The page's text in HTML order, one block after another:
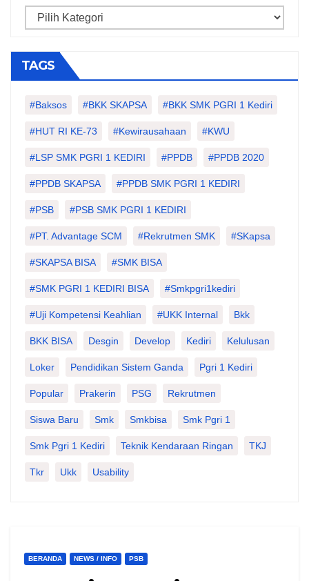
Categories
TAGS
#Baksos #BKK SKAPSA #BKK SMK PGRI 1 Kediri
#HUT RI KE-73 #kewirausahaan #KWU
#LSP SMK PGRI 1 KEDIRI #PPDB #PPDB 2020
#PPDB SKAPSA #PPDB SMK PGRI 1 KEDIRI
#PSB #PSB SMK PGRI 1 KEDIRI
#PT. Advantage SCM #Rekrutmen SMK #SKapsa
#SKAPSA BISA #SMK BISA
#SMK PGRI 1 KEDIRI BISA #smkpgri1kediri
#Uji Kompetensi Keahlian #UKK Internal Bkk
BKK BISA Desgin Develop Kediri Kelulusan
Loker Pendidikan Sistem Ganda Pgri 1 Kediri
Popular Prakerin PSG Rekrutmen
Siswa Baru Smk Smkbisa Smk Pgri 1
Smk Pgri 1 Kediri Teknik Kendaraan Ringan TKJ
Tkr Ukk Usability
BERANDA NEWS / INFO PSB